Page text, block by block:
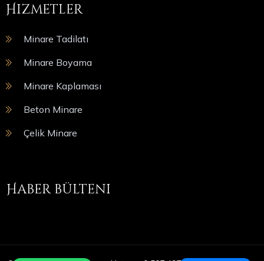
Hizmetler
Minare Tadilatı
Minare Boyama
Minare Kaplaması
Beton Minare
Çelik Minare
Haber bülteni